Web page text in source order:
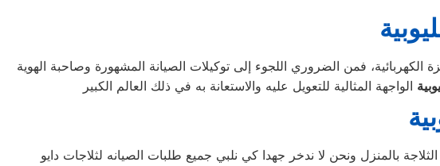
فمن الضروري اللجوء إلى توكيلات الصيانة المشهورة وصاحبة الهوية